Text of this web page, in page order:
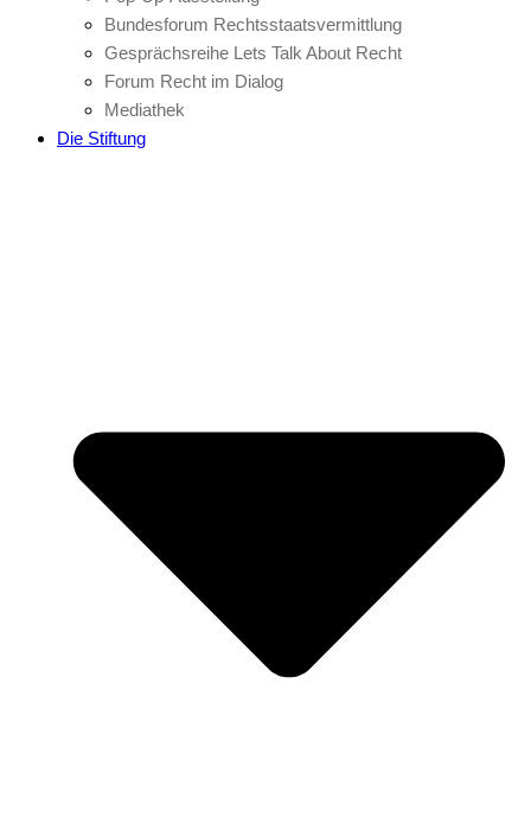
Bundesforum Rechtsstaatsvermittlung
Gesprächsreihe Lets Talk About Recht
Forum Recht im Dialog
Mediathek
Die Stiftung